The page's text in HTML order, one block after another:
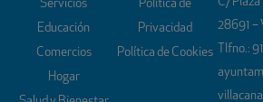
Servicios
Educación
Comercios
Hogar
Política de
Privacidad
Política de Cookies
28691 –
Tlfno.: